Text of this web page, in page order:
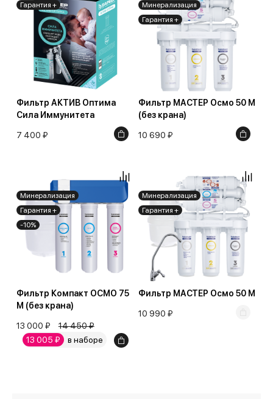
Фильтр АКТИВ Оптима
Сила Иммунитета
7 400 ₽
Гарантия +
Фильтр МАСТЕР Осмо 50 М
(без крана)
10 690 ₽
Минерализация
Гарантия +
Фильтр Компакт ОСМО 75
М (без крана)
13 000 ₽
14 450 ₽
13 005 ₽
в наборе
Минерализация
Гарантия +
-10%
Фильтр МАСТЕР Осмо 50 М
10 990 ₽
Минерализация
Гарантия +